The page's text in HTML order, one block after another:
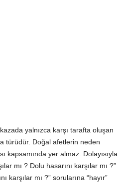
yalnızca karşı tarafta oluşan
türüdür. Doğal afetlerin neden
kapsamında yer almaz. Dolayısıyla
mı ? Dolu hasarını karşılar mı ?”
karşılar mı ?” sorularına “hayır”